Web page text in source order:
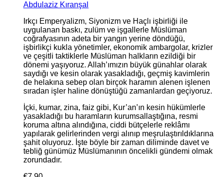
Abdulaziz Kıranşal
Irkçı Emperyalizm, Siyonizm ve Haçlı işbirliği ile
uygulanan baskı, zulüm ve işgallerle Müslüman
coğrafyasının adeta bir yangın yerine döndüğü,
işbirlikçi kukla yönetimler, ekonomik ambargolar, krizler
ve çeşitli taktiklerle Müslüman halkların ezildiği bir
dönemi yaşıyoruz. Allah’ımızın büyük günahlar olarak
saydığı ve kesin olarak yasakladığı, geçmiş kavimlerin
de helakına sebep olan birçok haramın alenen işlenen
sıradan işler haline dönüştüğü zamanlardan geçiyoruz.
İçki, kumar, zina, faiz gibi, Kur’an’ın kesin hükümlerle
yasakladığı bu haramların kurumsallaştığına, resmi
koruma altına alındığına, ciddi bütçelerle reklâmı
yapılarak gelirlerinden vergi alınıp meşrulaştırıldıklarına
şahit oluyoruz. İşte böyle bir zaman diliminde davet ve
tebliğ günümüz Müslümanının öncelikli gündemi olmak
zorundadır.